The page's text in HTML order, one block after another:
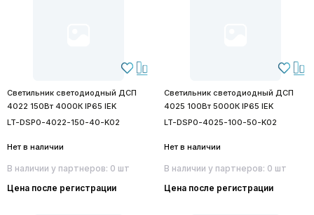
Светильник светодиодный ДСП
4022 150Вт 4000К IP65 IEK
LT-DSP0-4022-150-40-K02
Нет в наличии
В наличии у партнеров: 0 шт
Цена после регистрации
Светильник светодиодный ДСП
4025 100Вт 5000К IP65 IEK
LT-DSP0-4025-100-50-K02
Нет в наличии
В наличии у партнеров: 0 шт
Цена после регистрации